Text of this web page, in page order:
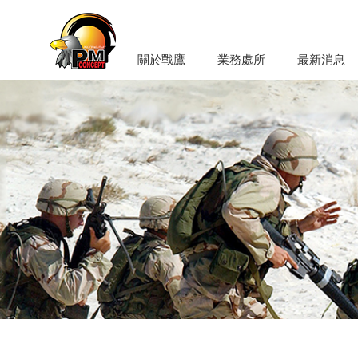
關於戰鷹 業務處所 最新消息